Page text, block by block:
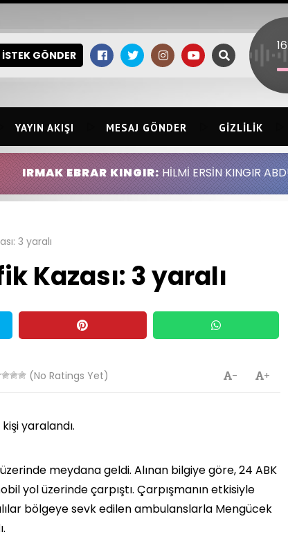
İSTEK GÖNDER
YAYIN AKIŞI MESAJ GÖNDER GIZLILIK
KINGIR:HİLMİ ERSİN KINGIR ABDULLAH
3 yaralı
Kazası: 3 yaralı
(No Ratings Yet) +
-
yaralandı.
meydana geldi. Alınan bilgiye göre, 24 ABK
yol üzerinde çarpıştı. Çarpışmanın etkisiyle
bölgeye sevk edilen ambulanslarla Mengücek